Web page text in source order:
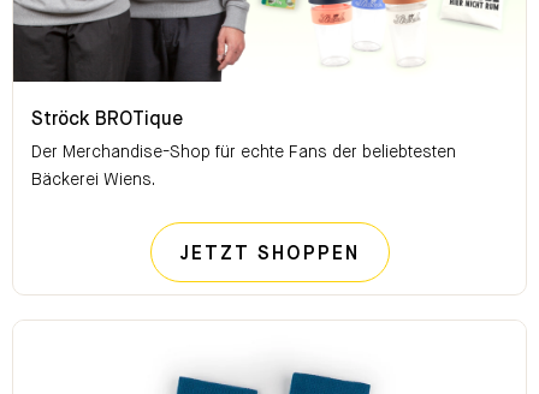
Ströck BROTique
Der Merchandise-Shop für echte Fans der beliebtesten
Bäckerei Wiens.
JETZT SHOPPEN STRÖCK